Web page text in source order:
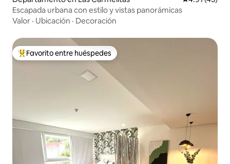
Escapada urbana con estilo y vistas panorámicas
Valor · Ubicación · Decoración
De los mejores en Favorito entre huéspedes
Favorito entre huéspedes